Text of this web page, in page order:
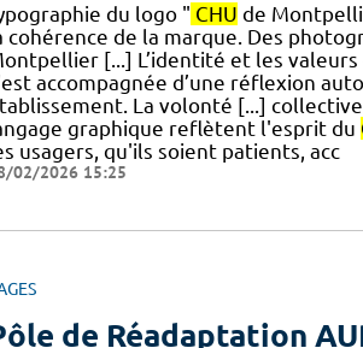
du logo " CHU de
cohérence de la marque. Des
[...] L’identité et les valeurs
accompagnée d’une réflexion
La volonté [...]
graphique reflètent l'esprit du
usagers, qu'ils soient patients, acc
02/2026 15:25
de Réadaptation